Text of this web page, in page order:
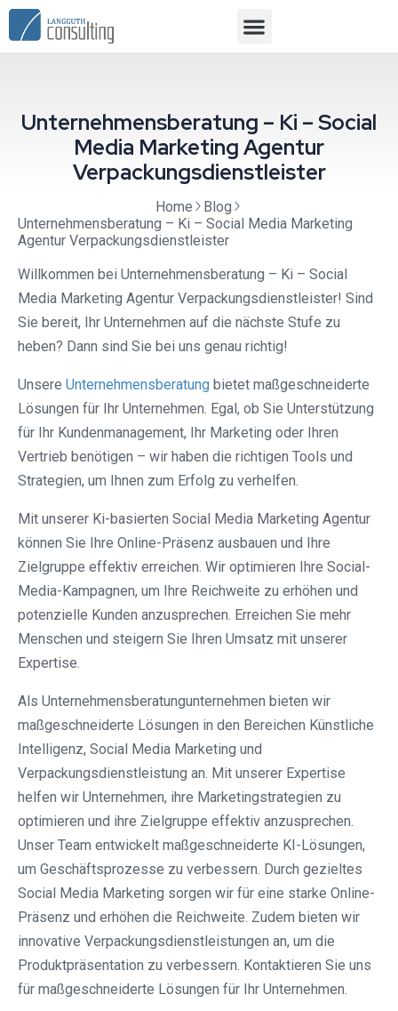
Unternehmensberatung – Ki – Social
Media Marketing Agentur
Verpackungsdienstleister
Home
Blog
Unternehmensberatung – Ki – Social Media Marketing
Agentur Verpackungsdienstleister
Willkommen bei Unternehmensberatung – Ki – Social
Media Marketing Agentur Verpackungsdienstleister! Sind
Sie bereit, Ihr Unternehmen auf die nächste Stufe zu
heben? Dann sind Sie bei uns genau richtig!
Unsere Unternehmensberatung bietet maßgeschneiderte
Lösungen für Ihr Unternehmen. Egal, ob Sie Unterstützung
für Ihr Kundenmanagement, Ihr Marketing oder Ihren
Vertrieb benötigen – wir haben die richtigen Tools und
Strategien, um Ihnen zum Erfolg zu verhelfen.
Mit unserer Ki-basierten Social Media Marketing Agentur
können Sie Ihre Online-Präsenz ausbauen und Ihre
Zielgruppe effektiv erreichen. Wir optimieren Ihre Social-
Media-Kampagnen, um Ihre Reichweite zu erhöhen und
potenzielle Kunden anzusprechen. Erreichen Sie mehr
Menschen und steigern Sie Ihren Umsatz mit unserer
Expertise.
Als Unternehmensberatungunternehmen bieten wir
maßgeschneiderte Lösungen in den Bereichen Künstliche
Intelligenz, Social Media Marketing und
Verpackungsdienstleistung an. Mit unserer Expertise
helfen wir Unternehmen, ihre Marketingstrategien zu
optimieren und ihre Zielgruppe effektiv anzusprechen.
Unser Team entwickelt maßgeschneiderte KI-Lösungen,
um Geschäftsprozesse zu verbessern. Durch gezieltes
Social Media Marketing sorgen wir für eine starke Online-
Präsenz und erhöhen die Reichweite. Zudem bieten wir
innovative Verpackungsdienstleistungen an, um die
Produktpräsentation zu verbessern. Kontaktieren Sie uns
für maßgeschneiderte Lösungen für Ihr Unternehmen.